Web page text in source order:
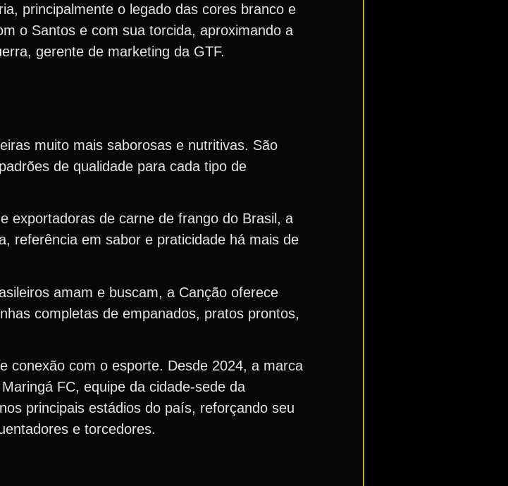
principalmente o legado das cores branco e
o Santos e com sua torcida, aproximando a
gerente de marketing da GTF.
muito mais saborosas e nutritivas. São
de qualidade para cada tipo de
exportadoras de carne de frango do Brasil, a
referência em sabor e praticidade há mais de
amam e buscam, a Canção oferece
completas de empanados, pratos prontos,
conexão com o esporte. Desde 2024, a marca
FC, equipe da cidade-sede da
principais estádios do país, reforçando seu
e torcedores.